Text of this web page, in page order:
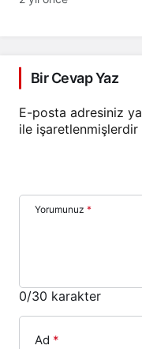
Bir Cevap Yaz
E-posta adresiniz
ile işaretlenmişlerdir
Yorumunuz *
0/30 karakter
Ad *